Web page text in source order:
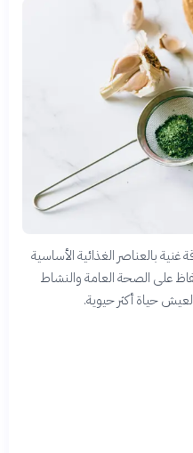
10 أطعمة خارقة غنية بالعناصر الغذائية الأساسية
على الصحة العامة والنشاط
حياة أكثر حيوية.